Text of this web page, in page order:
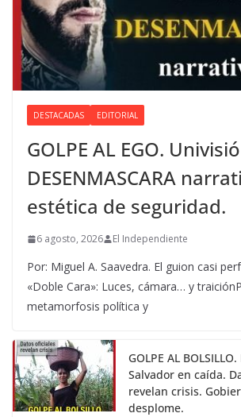
DESTACADAS EDITORIAL
GOLPE AL EGO.
DESENMASCARA
estética de seguridad.
6 agosto, 2026 El Independiente
Por: Miguel A. Saavedra. El guion casi
«Doble Cara»: Luces, cámara… y
metamorfosis política y
GOLPE AL
Salvador en caída.
revelan crisis.
desplome.